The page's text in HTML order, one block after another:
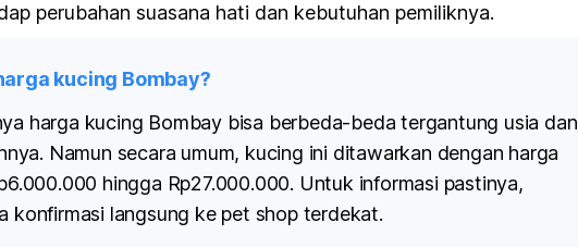
perubahan suasana hati dan kebutuhan pemiliknya.
kucing Bombay?
harga kucing Bombay bisa berbeda-beda tergantung usia dan
Namun secara umum, kucing ini ditawarkan dengan harga
hingga Rp27.000.000. Untuk informasi pastinya,
konfirmasi langsung ke pet shopterdekat.